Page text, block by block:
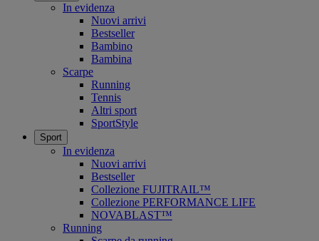
In evidenza
Nuovi arrivi
Bestseller
Bambino
Bambina
Scarpe
Running
Tennis
Altri sport
SportStyle
Sport
In evidenza
Nuovi arrivi
Bestseller
Collezione FUJITRAIL™
Collezione PERFORMANCE LIFE
NOVABLAST™
Running